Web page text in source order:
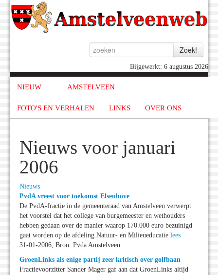
Bijgewerkt: 6 augustus 2026
NIEUW AMSTELVEEN
FOTO'S EN VERHALEN LINKS OVER ONS
Nieuws voor januari
2006
Nieuws
PvdA vreest voor toekomst Elsenhove
De PvdA-fractie in de gemeenteraad van Amstelveen verwerpt
het voorstel dat het college van burgemeester en wethouders
hebben gedaan over de manier waarop 170.000 euro bezuinigd
gaat worden op de afdeling Natuur- en Milieueducatie lees
31-01-2006, Bron: Pvda Amstelveen
GroenLinks als enige partij zeer kritisch over golfbaan
Fractievoorzitter Sander Mager gaf aan dat GroenLinks altijd